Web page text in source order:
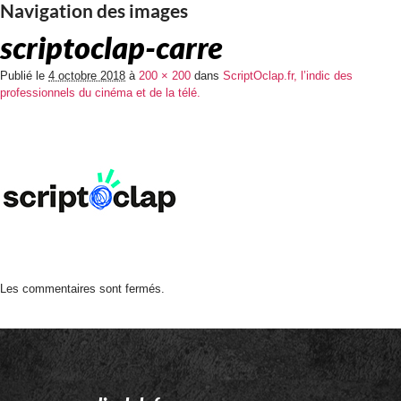
Navigation des images
scriptoclap-carre
Publié le 4 octobre 2018 à 200 × 200 dans ScriptOclap.fr, l’indic des
professionnels du cinéma et de la télé.
Les commentaires sont fermés.